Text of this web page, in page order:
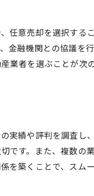
任意売却を選択する
金融機関との協議を
業者を選ぶことが次
実績や評判を調査し
です。また、複数の
を築くことで、スム